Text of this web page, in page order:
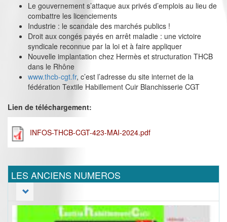
Le gouvernement s’attaque aux privés d’emplois au lieu de
combattre les licenciements
Industrie : le scandale des marchés publics !
Droit aux congés payés en arrêt maladie : une victoire
syndicale reconnue par la loi et à faire appliquer
Nouvelle implantation chez Hermès et structuration THCB
dans le Rhône
www.thcb-cgt.fr, c’est l’adresse du site internet de la
fédération Textile Habillement Cuir Blanchisserie CGT
Lien de téléchargement:
INFOS-THCB-CGT-423-MAI-2024.pdf
LES ANCIENS NUMEROS